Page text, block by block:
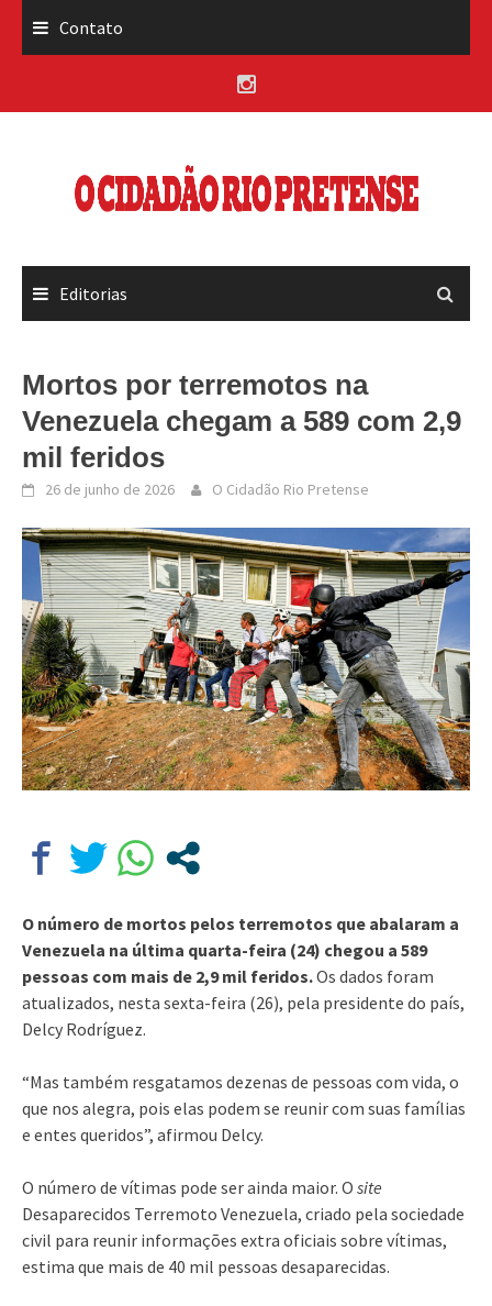
Contato
Editorias
Mortos por terremotos na
Venezuela chegam a 589 com 2,9
mil feridos
26 de junho de 2026 O Cidadão Rio Pretense
O número de mortos pelos terremotos que abalaram a
Venezuela na última quarta-feira (24) chegou a 589
pessoas com mais de 2,9 mil feridos.Os dados foram
atualizados, nesta sexta-feira (26), pela presidente do país,
Delcy Rodríguez.
“Mas também resgatamos dezenas de pessoas com vida, o
que nos alegra, pois elas podem se reunir com suas famílias
e entes queridos”, afirmou Delcy.
O número de vítimas pode ser ainda maior. O site
Desaparecidos Terremoto Venezuela, criado pela sociedade
civil para reunir informações extra oficiais sobre vítimas,
estima que mais de 40 mil pessoas desaparecidas.